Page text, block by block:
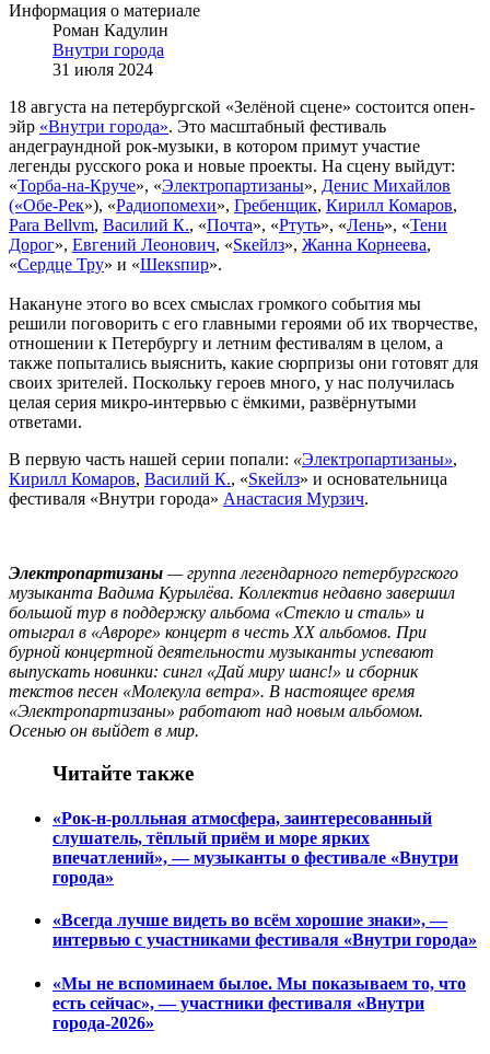
Информация о материале
Роман Кадулин
Внутри города
31 июля 2024
18 августа на петербургской «Зелёной сцене» состоится опен-
эйр «Внутри города». Это масштабный фестиваль
андеграундной рок-музыки, в котором примут участие
легенды русского рока и новые проекты. На сцену выйдут:
«Торба-на-Круче», «Электропартизаны», Денис Михайлов
(«Обе-Рек»), «Радиопомехи», Гребенщик, Кирилл Комаров,
Para Bellvm, Василий К., «Почта», «Ртуть», «Лень», «Тени
Дорог», Евгений Леонович, «Sкейлз», Жанна Корнеева,
«Сердце Тру» и «Шекsпир».
Накануне этого во всех смыслах громкого события мы
решили поговорить с его главными героями об их творчестве,
отношении к Петербургу и летним фестивалям в целом, а
также попытались выяснить, какие сюрпризы они готовят для
своих зрителей. Поскольку героев много, у нас получилась
целая серия микро-интервью с ёмкими, развёрнутыми
ответами.
В первую часть нашей серии попали: «Электропартизаны»,
Кирилл Комаров, Василий К., «Sкейлз» и основательница
фестиваля «Внутри города» Анастасия Мурзич.
Электропартизаны — группа легендарного петербургского
музыканта Вадима Курылёва. Коллектив недавно завершил
большой тур в поддержку альбома «Стекло и сталь» и
отыграл в «Авроре» концерт в честь XX альбомов. При
бурной концертной деятельности музыканты успевают
выпускать новинки: сингл «Дай миру шанс!» и сборник
текстов песен «Молекула ветра». В настоящее время
«Электропартизаны» работают над новым альбомом.
Осенью он выйдет в мир.
Читайте также
«Рок-н-ролльная атмосфера, заинтересованный
слушатель, тёплый приём и море ярких
впечатлений», — музыканты о фестивале «Внутри
города»
«Всегда лучше видеть во всём хорошие знаки», —
интервью с участниками фестиваля «Внутри города»
«Мы не вспоминаем былое. Мы показываем то, что
есть сейчас», — участники фестиваля «Внутри
города-2026»